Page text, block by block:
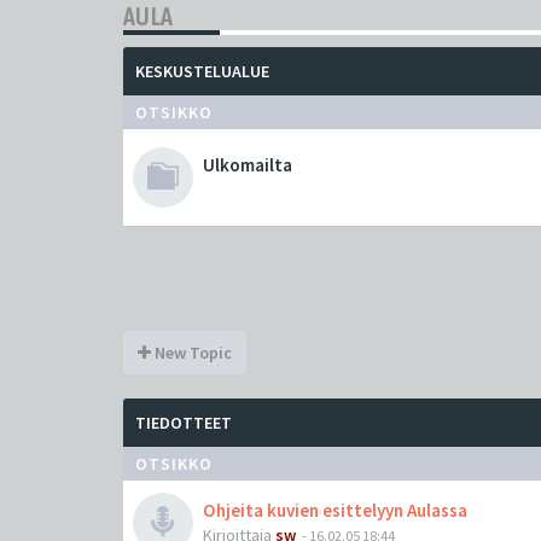
AULA
KESKUSTELUALUE
OTSIKKO
Ulkomailta
New Topic
TIEDOTTEET
OTSIKKO
Ohjeita kuvien esittelyyn Aulassa
Kirjoittaja sw - 16.02.05 18:44